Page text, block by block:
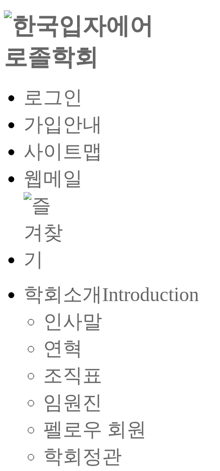
로그인
가입안내
사이트맵
웹메일
학회소개Introduction
인사말
연혁
조직표
임원진
펠로우 회원
학회정관